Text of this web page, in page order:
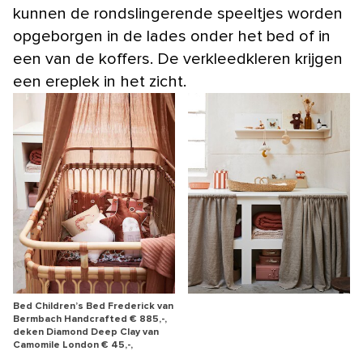
kunnen de rondslingerende speeltjes worden
opgeborgen in de lades onder het bed of in
een van de koffers. De verkleedkleren krijgen
een ereplek in het zicht.
Bed Children’s Bed Frederick van
Bermbach Handcrafted € 885,-,
deken Diamond Deep Clay van
Camomile London € 45,-,